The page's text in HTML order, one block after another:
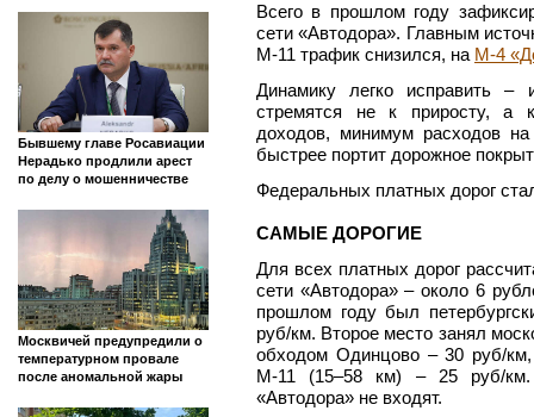
Бывшему главе Росавиации
Нерадько продлили арест
по делу о мошенничестве
Москвичей предупредили о
температурном провале
после аномальной жары
Всего в прошлом году
сети «Автодора». Главным
М‑11 трафик снизился, на М‑4
Динамику легко исправить –
стремятся не к приросту, а
доходов, минимум расходов
быстрее портит дорожное
Федеральных платных дорог
САМЫЕ ДОРОГИЕ
Для всех платных дорог
сети «Автодора» – около 6
прошлом году был
руб/км. Второе место занял
обходом Одинцово – 30 руб/
М‑11 (15–58 км) – 25 руб/
«Автодора» не входят.